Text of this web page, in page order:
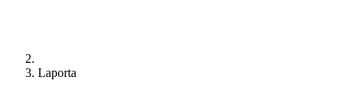
Laporta